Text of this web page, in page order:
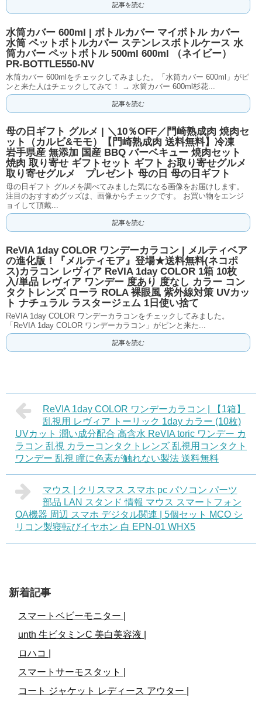
記事を読む
水筒カバー 600ml | ボトルカバー マイボトル カバー
水筒 ペットボトルカバー ステンレスボトルケース 水
筒カバー ペットボトル 500ml 600ml （ネイビー）
PR-BOTTLE550-NV
水筒カバー 600mlをチェックしてみました。「水筒カバー 600ml」がピ
ンと来た人はチェックしてみて！ → 水筒カバー 600ml杉花...
記事を読む
母の日ギフト グルメ | ＼10％OFF／門崎熟成肉 焼肉セ
ット（カルビ&モモ）【門崎熟成肉 送料無料】冷凍
岩手県産 無添加 国産 BBQ バーベキュー 焼肉セット
焼肉 取り寄せ ギフトセット ギフト お取り寄せグルメ
取り寄せグルメ プレゼント 母の日 母の日ギフト
母の日ギフト グルメを調べてみました気になる画像をお届けします。
注目のおすすめグッズは、画像からチェックです。 お買い物をエンジ
ョイして頂戴...
記事を読む
ReVIA 1day COLOR ワンデーカラコン | メルティベア
の進化版！『メルティモア』登場★送料無料(ネコポ
ス)カラコン レヴィア ReVIA 1day COLOR 1箱 10枚
入/単品 レヴィア ワンデー 度あり 度なし カラー コン
タクトレンズ ローラ ROLA 裸眼風 紫外線対策 UVカッ
ト ナチュラル ラスタージェム 1日使い捨て
ReVIA 1day COLOR ワンデーカラコンをチェックしてみました。
「ReVIA 1day COLOR ワンデーカラコン」がピンと来た...
記事を読む
ReVIA 1day COLOR ワンデーカラコン | 【1箱】
乱視用 レヴィア トーリック 1day カラー (10枚)
UVカット 潤い成分配合 高含水 ReVIA toric ワンデー カ
ラコン 乱視 カラーコンタクトレンズ 乱視用コンタクト
ワンデー 乱視 瞳に色素が触れない製法 送料無料
マウス | クリスマス スマホ pc パソコン パーツ
部品 LAN スタンド 情報 マウス スマートフォン
OA機器 周辺 スマホ デジタル関連 | 5個セット MCO シ
リコン製寝転びイヤホン 白 EPN-01 WHX5
新着記事
スマートベビーモニター |
unth 生ビタミンC 美白美容液 |
ロハコ |
スマートサーモスタット |
コート ジャケット レディース アウター |